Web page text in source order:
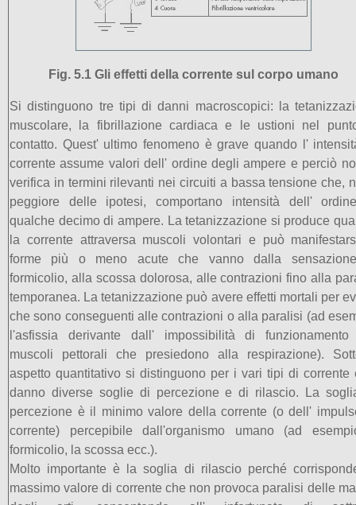
Fig. 5.1 Gli effetti della corrente sul corpo umano
Si distinguono tre tipi di danni macroscopici: la
muscolare, la fibrillazione cardiaca e le ustioni nel
contatto. Quest' ultimo fenomeno è grave quando l'
corrente assume valori dell' ordine degli ampere e perciò
verifica in termini rilevanti nei circuiti a bassa tensione che,
peggiore delle ipotesi, comportano intensità dell'
qualche decimo di ampere. La tetanizzazione si produce
la corrente attraversa muscoli volontari e può
forme più o meno acute che vanno dalla
formicolio, alla scossa dolorosa, alle contrazioni fino alla
temporanea. La tetanizzazione può avere effetti mortali per
che sono conseguenti alle contrazioni o alla paralisi (ad
l'asfissia derivante dall' impossibilità di
muscoli pettorali che presiedono alla respirazione).
aspetto quantitativo si distinguono per i vari tipi di corrente
danno diverse soglie di percezione e di rilascio. La
percezione è il minimo valore della corrente (o dell'
corrente) percepibile dall'organismo umano (ad
formicolio, la scossa ecc.).
Molto importante è la soglia di rilascio perché
massimo valore di corrente che non provoca paralisi delle